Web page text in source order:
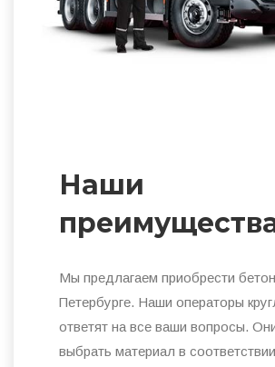
Наши
Мы предлагаем приобрести
Петербурге. Наши операторы
ответят на все ваши вопросы.
выбрать материал в